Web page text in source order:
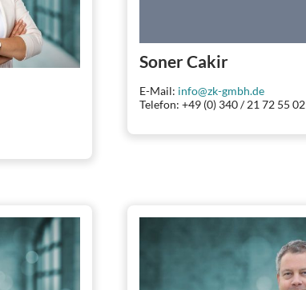
Soner Cakir
E-Mail: info@zk-gmbh.de
Telefon: +49 (0) 340 / 21 72 55 02